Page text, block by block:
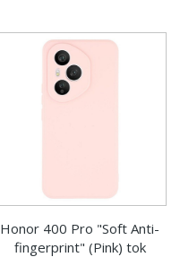
Honor 400 Pro "Soft Anti-
fingerprint" (Pink) tok